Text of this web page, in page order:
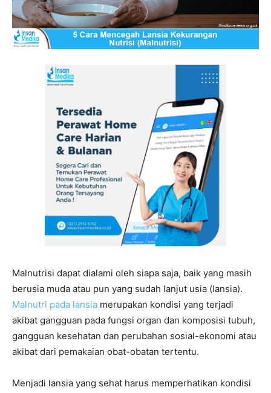
Malnutrisi dapat dialami oleh siapa saja, baik yang masih
berusia muda atau pun yang sudah lanjut usia (lansia).
Malnutri pada lansia merupakan kondisi yang terjadi
akibat gangguan pada fungsi organ dan komposisi tubuh,
gangguan kesehatan dan perubahan sosial-ekonomi atau
akibat dari pemakaian obat-obatan tertentu.
Menjadi lansia yang sehat harus memperhatikan kondisi